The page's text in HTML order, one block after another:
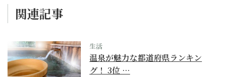
関連記事
生活
温泉が魅力な都道府県ランキン
グ！ 3位 …